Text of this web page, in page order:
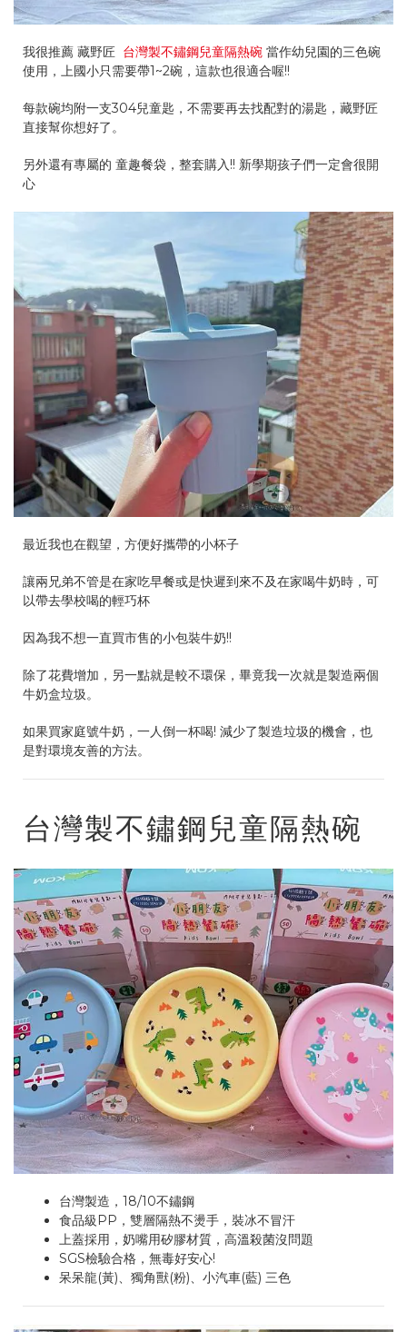
我很推薦 藏野匠 台灣製不鏽鋼兒童隔熱碗 當作幼兒園的三色碗
使用，上國小只需要帶1~2碗，這款也很適合喔!!
每款碗均附一支304兒童匙，不需要再去找配對的湯匙，藏野匠
直接幫你想好了。
另外還有專屬的 童趣餐袋，整套購入!! 新學期孩子們一定會很開
心
最近我也在觀望，方便好攜帶的小杯子
讓兩兄弟不管是在家吃早餐或是快遲到來不及在家喝牛奶時，可
以帶去學校喝的輕巧杯
因為我不想一直買市售的小包裝牛奶!!
除了花費增加，另一點就是較不環保，畢竟我一次就是製造兩個
牛奶盒垃圾。
如果買家庭號牛奶，一人倒一杯喝! 減少了製造垃圾的機會，也
是對環境友善的方法。
台灣製不鏽鋼兒童隔熱碗
台灣製造，18/10不鏽鋼
食品級PP，雙層隔熱不燙手，裝冰不冒汗
上蓋採用，奶嘴用矽膠材質，高溫殺菌沒問題
SGS檢驗合格，無毒好安心!
呆呆龍(黃)、獨角獸(粉)、小汽車(藍) 三色